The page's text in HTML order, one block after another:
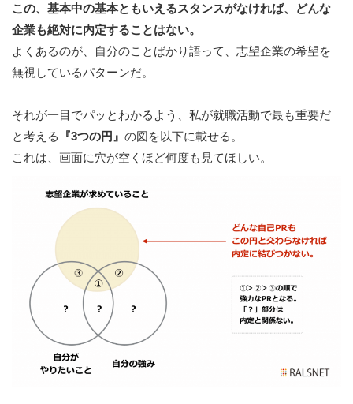
この、基本中の基本ともいえるスタンスがなければ、どんな
企業も絶対に内定することはない。
よくあるのが、自分のことばかり語って、志望企業の希望を
無視しているパターンだ。
それが一目でパッとわかるよう、私が就職活動で最も重要だ
と考える
『3つの円』 の図を以下に載せる。
これは、画面に穴が空くほど何度も見てほしい。